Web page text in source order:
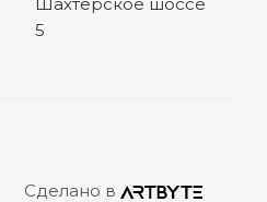
5
Сделано в